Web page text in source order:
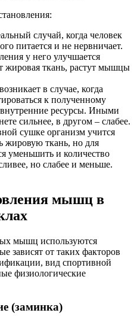
случай, когда человек
питается и не нервничает.
у него улучшается
жировая ткань, растут мышцы
в случае, когда
к полученному
внутренние ресурсы. Иными
сильнее, в другом – слабее.
сушке организм учится
жировую ткань, но для
уменьшить и количество
но слабее и меньше.
мышц в
мышц используются
зависят от таких факторов
вид спортивной
физиологические
(заминка)